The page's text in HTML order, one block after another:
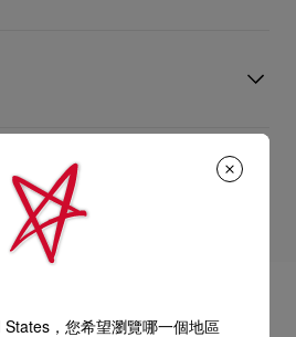
9厘米
護理，我們也能為盡應所需，確保您
心護理閃亮皮革產品，以免品質受
時間：3至 4個工作天
時間。
訂單計算。
費退換。
聯絡客戶服務專員。
策。 ，您希望瀏覽哪一個地區